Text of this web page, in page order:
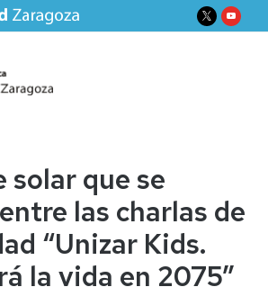
solar que se
las charlas de
“Unizar Kids.
la vida en 2075”